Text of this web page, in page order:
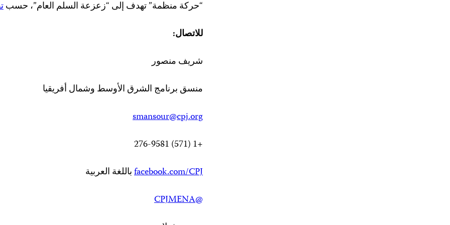
“حركة منظمة” تهدف إلى “زعزعة السلم العام”، حسب
للاتصال:
شريف منصور
منسق برنامج الشرق الأوسط وشمال أفريقيا
smansour@cpj.org
+1 (571) 276-9581
facebook.com/CPJباللغة العربية
@CPJMENA